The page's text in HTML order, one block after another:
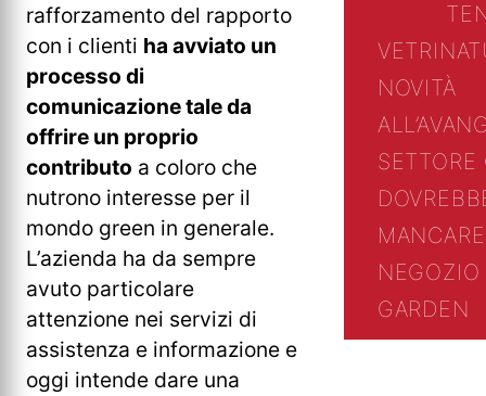
rafforzamento del rapporto
con i clienti ha avviato un
processo di
comunicazione tale da
offrire un proprio
contributo a coloro che
nutrono interesse per il
mondo green in generale.
L’azienda ha da sempre
avuto particolare
attenzione nei servizi di
assistenza e informazione e
oggi intende dare una
VETRINA
NOVITÀ
GARDEN